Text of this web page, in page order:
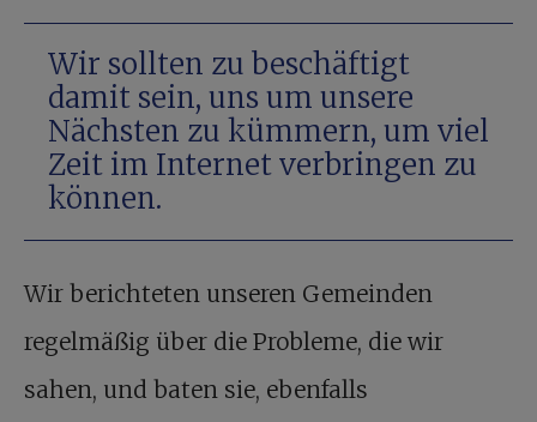
Wir sollten zu beschäftigt
damit sein, uns um unsere
Nächsten zu kümmern, um viel
Zeit im Internet verbringen zu
können.
Wir berichteten unseren Gemeinden
regelmäßig über die Probleme, die wir
sahen, und baten sie, ebenfalls